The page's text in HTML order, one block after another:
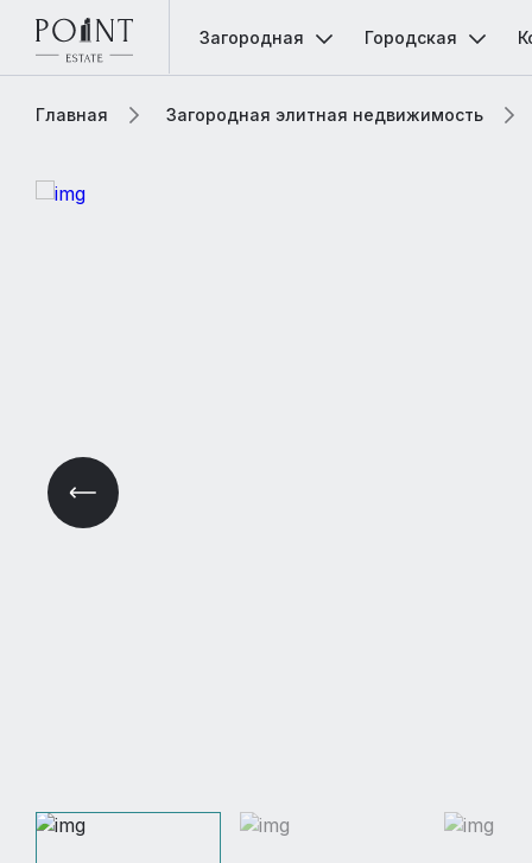
Загородная Городская
Главная Загородная элитная недвижимость